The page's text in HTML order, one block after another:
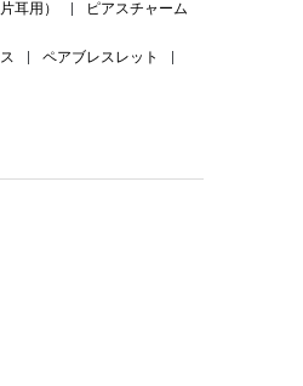
耳用） ピアスチャーム
ペアブレスレット